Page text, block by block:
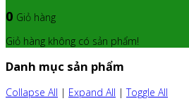
0 Giỏ hàng
Giỏ hàng không có sản phẩm!
Danh mục sản phẩm
Collapse All | Expand All |Toggle All